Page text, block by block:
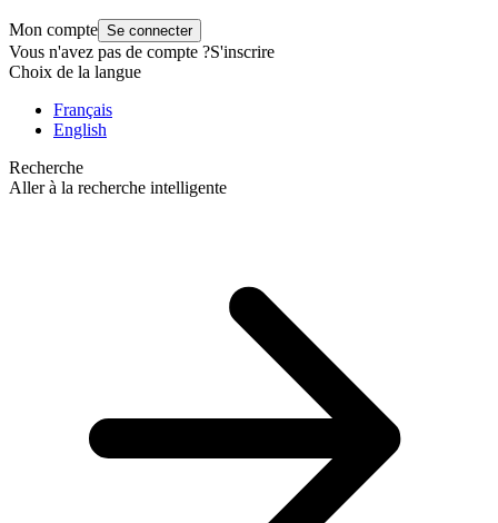
Mon compte Se connecter
Vous n'avez pas de compte ?S'inscrire
Choix de la langue
Français
English
Recherche
Aller à la recherche intelligente